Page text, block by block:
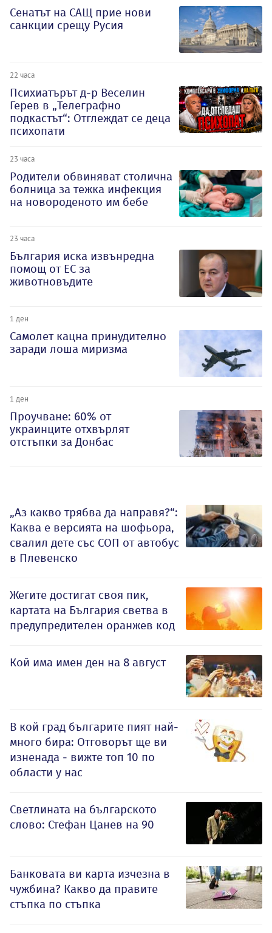
Сенатът на САЩ прие нови
санкции срещу Русия
22 часа
Психиатърът д-р Веселин
Герев в „Телеграфно
подкастът“: Отглеждат се деца
психопати
23 часа
Родители обвиняват столична
болница за тежка инфекция
на новороденото им бебе
23 часа
България иска извънредна
помощ от ЕС за
животновъдите
1 ден
Самолет кацна принудително
заради лоша миризма
1 ден
Проучване: 60% от
украинците отхвърлят
отстъпки за Донбас
„Аз какво трябва да направя?“:
Каква е версията на шофьора,
свалил дете със СОП от автобус
в Плевенско
Жегите достигат своя пик,
картата на България светва в
предупредителен оранжев код
Кой има имен ден на 8 август
В кой град българите пият най-
много бира: Отговорът ще ви
изненада - вижте топ 10 по
области у нас
Светлината на българското
слово: Стефан Цанев на 90
Банковата ви карта изчезна в
чужбина? Какво да правите
стъпка по стъпка